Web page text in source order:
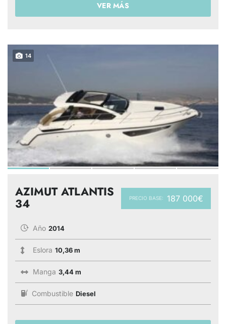
VER MÁS
14
PRECIO BASE: 187 000€
AZIMUT ATLANTIS
34
Año 2014
Eslora 10,36 m
Manga 3,44 m
Combustible Diesel